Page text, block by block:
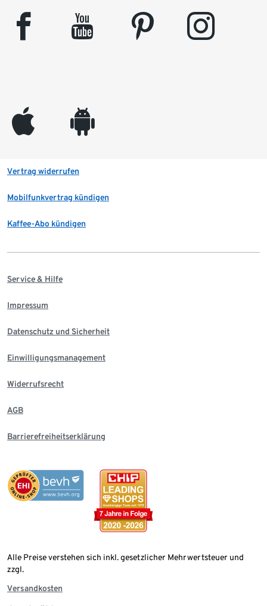
facebook youtube pinterest instagram
appleinc android
Vertrag widerrufen
Mobilfunkvertrag kündigen
Kaffee-Abo kündigen
Service & Hilfe
Impressum
Datenschutz und Sicherheit
Einwilligungsmanagement
Widerrufsrecht
AGB
Barrierefreiheitserklärung
Alle Preise verstehen sich inkl. gesetzlicher Mehrwertsteuer und
zzgl.
Versandkosten